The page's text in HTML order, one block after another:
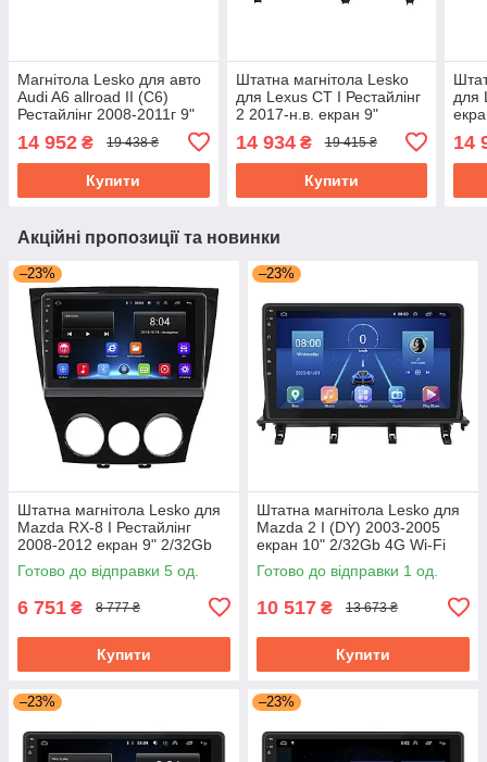
Магнітола Lesko для авто
Audi A6 allroad II (C6)
Рестайлінг 2008-2011г 9"
2/32Gb CarPlay 4G Wi-Fi
GPS Prime
14 952 ₴ 19 438 ₴
Купити
Штатна магнітола Lesko
для Lexus CT I Рестайлінг
2 2017-н.в. екран 9"
4/32Gb 4G Wi-Fi GPS Top
Лексус
14 934₴ 19 415 ₴
Купити
для
14
Акційні пропозиції та новинки
–23%
Штатна магнітола Lesko для
Mazda RX-8 I Рестайлінг
2008-2012 екран 9" 2/32Gb
Wi-Fi GPS Base Мазда
Готово до відправки 5 од.
6 751 ₴ 8 777 ₴
Купити
–23%
Штатна магнітола Lesko для
Mazda 2 I (DY) 2003-2005
екран 10" 2/32Gb 4G Wi-Fi
GPS Top Мазда
Готово до відправки 1 од.
10 517 ₴ 13 673 ₴
Купити
–23% –23%